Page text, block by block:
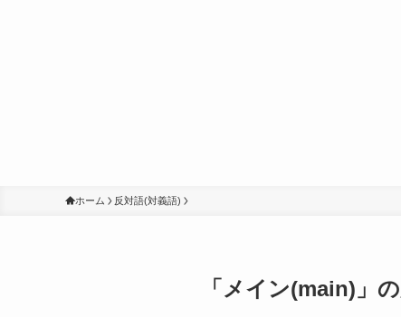
ホーム 反対語(対義語)
「メイン(main)」